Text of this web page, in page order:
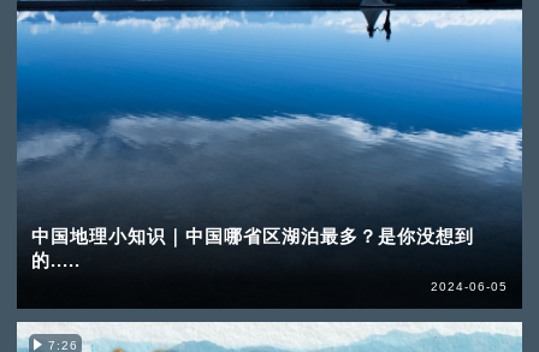
中国地理小知识｜中国哪省区湖泊最多？是你没想到
的.....
2024-06-05
7:26